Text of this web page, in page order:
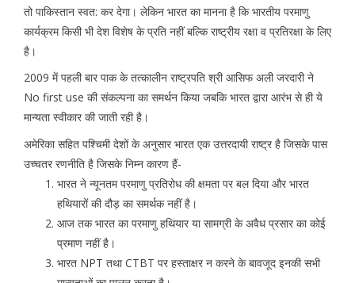
तो पाकिस्तान स्वत: कर देगा। लेकिन भारत का मानना है कि भारतीय परमाणु
कार्यक्रम किसी भी देश विशेष के प्रति नहीं बल्कि राष्ट्रीय रक्षा व प्रतिरक्षा के लिए
है।
2009 में पहली बार पाक के तत्कालीन राष्ट्रपति श्री आसिफ अली जरदारी ने
No first use की संकल्पना का समर्थन किया जबकि भारत द्वारा आरंभ से ही ये
मान्यता स्वीकार की जाती रही है।
अमेरिका सहित पश्चिमी देशों के अनुसार भारत एक उत्तरदायी राष्ट्र है जिसके पास
उच्चतर रणनीति है जिसके निम्न कारण हैं-
भारत ने न्यूनतम परमाणु प्रतिरोध की क्षमता पर बल दिया और भारत
हथियारों की दौड़ का समर्थक नहीं है।
आज तक भारत का परमाणु हथियार या सामग्री के अवैध प्रसार का कोई
प्रमाण नहीं है।
भारत NPT तथा CTBT पर हस्ताक्षर न करने के बावजूद इनकी सभी